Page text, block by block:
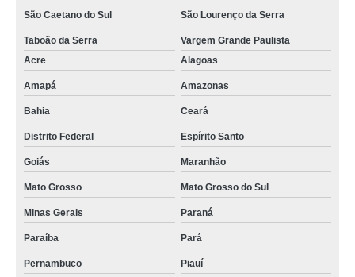
São Caetano do Sul São Lourenço da Serra
Taboão da Serra
Vargem Grande Paulista
Acre
Alagoas
Amapá Amazonas
Bahia Ceará
Distrito Federal Espírito Santo
Goiás Maranhão
Mato Grosso Mato Grosso do Sul
Minas Gerais Paraná
Paraíba Pará
Pernambuco Piauí